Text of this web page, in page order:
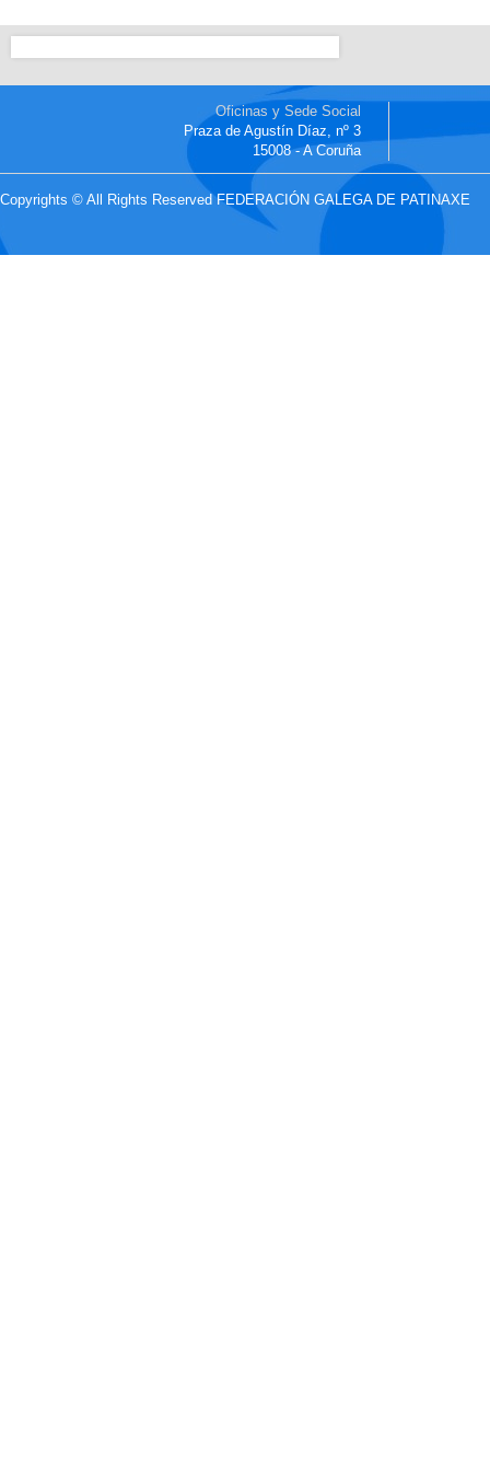
Oficinas y Sede Social
Praza de Agustín Díaz, nº 3
15008 - A Coruña
Copyrights © All Rights Reserved FEDERACIÓN GALEGA DE PATINAXE